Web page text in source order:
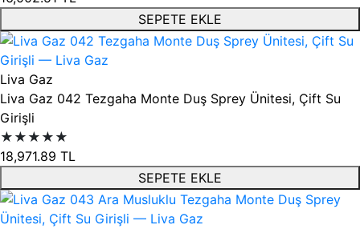
SEPETE EKLE
Liva Gaz
Liva Gaz 042 Tezgaha Monte Duş Sprey Ünitesi, Çift Su
Girişli
★★★★★
18,971.89 TL
SEPETE EKLE